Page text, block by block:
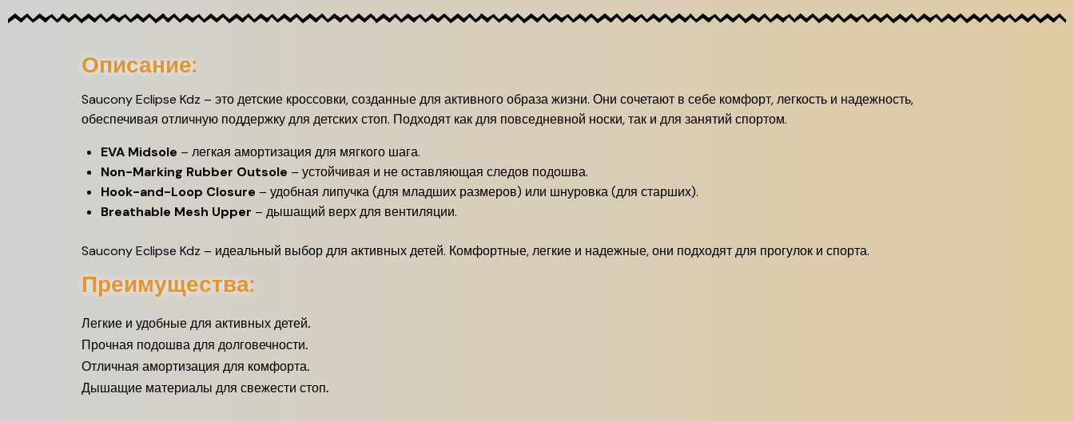
Описание:
Saucony Eclipse Kdz – это детские кроссовки, созданные для активного образа жизни. Они сочетают в себе комфорт, легкость и надежность,
обеспечивая отличную поддержку для детских стоп. Подходят как для повседневной носки, так и для занятий спортом.
EVA Midsole – легкая амортизация для мягкого шага.
Non-Marking Rubber Outsole – устойчивая и не оставляющая следов подошва.
Hook-and-Loop Closure – удобная липучка (для младших размеров) или шнуровка (для старших).
Breathable Mesh Upper – дышащий верх для вентиляции.
Saucony Eclipse Kdz – идеальный выбор для активных детей. Комфортные, легкие и надежные, они подходят для прогулок и спорта.
Преимущества:
Легкие и удобные для активных детей.
Прочная подошва для долговечности.
Отличная амортизация для комфорта.
Дышащие материалы для свежести стоп.